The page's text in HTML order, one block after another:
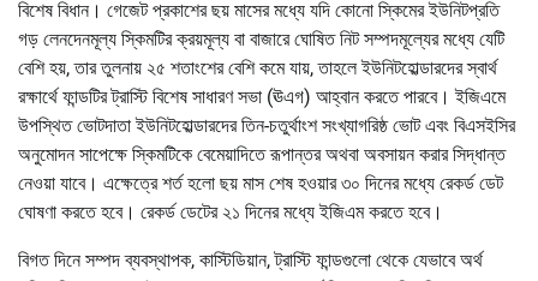
বিশেষ বিধান। গেজেট প্রকাশের ছয় মাসের মধ্যে যদি কোনো স্কিমের ইউনিটপ্রতি
গড় লেনদেনমূল্য স্কিমটির ক্রয়মূল্য বা বাজারে ঘোষিত নিট সম্পদমূল্যের মধ্যে যেটি
বেশি হয়, তার তুলনায় ২৫ শতাংশের বেশি কমে যায়, তাহলে ইউনিটহোল্ডারদের স্বার্থ
রক্ষার্থে ফান্ডটির ট্রাস্টি বিশেষ সাধারণ সভা (ঊএগ) আহ্বান করতে পারবে। ইজিএমে
উপস্থিত ভোটদাতা ইউনিটহোল্ডারদের তিন-চতুর্থাংশ সংখ্যাগরিষ্ঠ ভোট এবং বিএসইসির
অনুমোদন সাপেক্ষে স্কিমটিকে বেমেয়াদিতে রূপান্তর অথবা অবসায়ন করার সিদ্ধান্ত
নেওয়া যাবে। এক্ষেত্রে শর্ত হলো ছয় মাস শেষ হওয়ার ৩০ দিনের মধ্যে রেকর্ড ডেট
ঘোষণা করতে হবে। রেকর্ড ডেটের ২১ দিনের মধ্যে ইজিএম করতে হবে।
বিগত দিনে সম্পদ ব্যবস্থাপক, কাস্টিডিয়ান, ট্রাস্টি ফান্ডগুলো থেকে যেভাবে অর্থ